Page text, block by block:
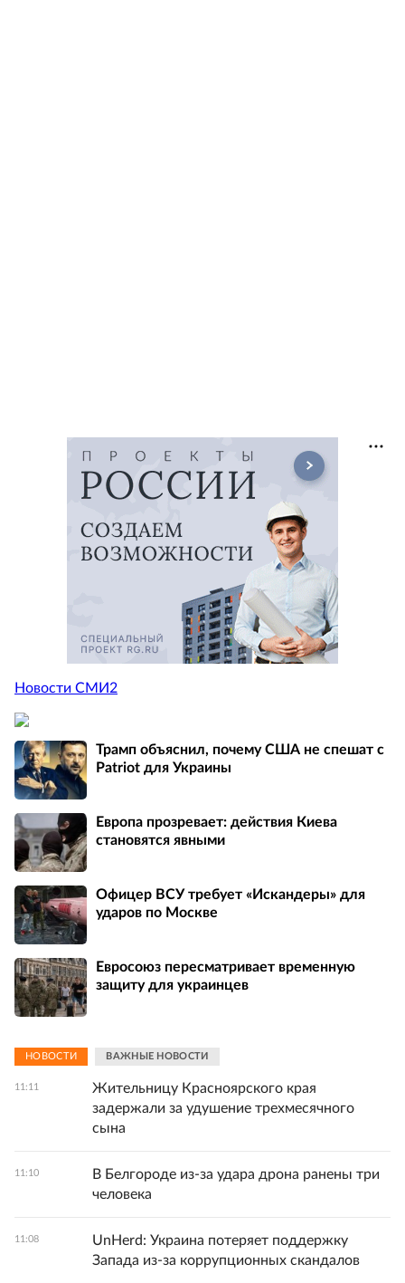
Новости СМИ2
Трамп объяснил, почему США не спешат с
Patriot для Украины
Европа прозревает: действия Киева
становятся явными
Офицер ВСУ требует «Искандеры» для
ударов по Москве
Евросоюз пересматривает временную
защиту для украинцев
НОВОСТИ ВАЖНЫЕ НОВОСТИ
11:11
Жительницу Красноярского края
задержали за удушение трехмесячного
сына
11:10
В Белгороде из-за удара дрона ранены три
человека
11:08
UnHerd: Украина потеряет поддержку
Запада из-за коррупционных скандалов